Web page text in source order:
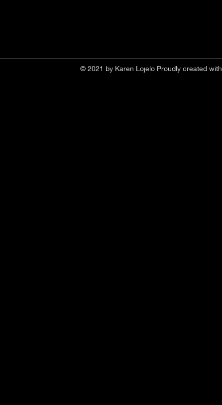
© 2021 by Karen Lojelo Proudly created with